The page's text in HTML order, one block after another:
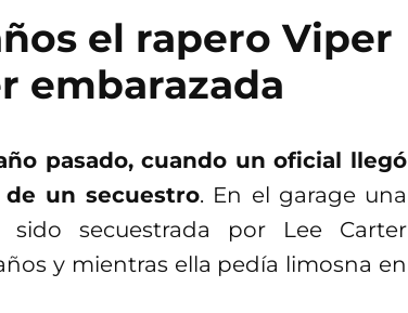
el rapero Viper
embarazada
pasado, cuando un oficial llegó
un secuestro. En el garage una
secuestrada por Lee Carter
y mientras ella pedía limosna en